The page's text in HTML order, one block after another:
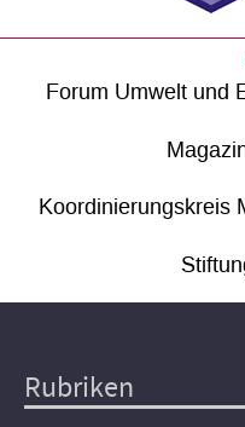
Forum Umwelt und
Koordinierungskreis
Hauptnavigation
Rubriken